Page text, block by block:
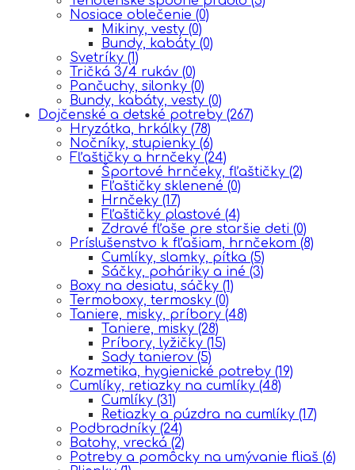
Nosiace oblečenie (0)
Mikiny, vesty (0)
Bundy, kabáty (0)
Svetríky (1)
Tričká 3/4 rukáv (0)
Pančuchy, silonky (0)
Bundy, kabáty, vesty (0)
Dojčenské a detské potreby (267)
Hryzátka, hrkálky (78)
Nočníky, stupienky (6)
Fľaštičky a hrnčeky (24)
Športové hrnčeky, fľaštičky (2)
Fľaštičky sklenené (0)
Hrnčeky (17)
Fľaštičky plastové (4)
Zdravé fľaše pre staršie deti (0)
Príslušenstvo k fľašiam, hrnčekom (8)
Cumlíky, slamky, pítka (5)
Sáčky, poháriky a iné (3)
Boxy na desiatu, sáčky (1)
Termoboxy, termosky (0)
Taniere, misky, príbory (48)
Taniere, misky (28)
Príbory, lyžičky (15)
Sady tanierov (5)
Kozmetika, hygienické potreby (19)
Cumlíky, retiazky na cumlíky (48)
Cumlíky (31)
Retiazky a púzdra na cumlíky (17)
Podbradníky (24)
Batohy, vrecká (2)
Potreby a pomôcky na umývanie fliaš (6)